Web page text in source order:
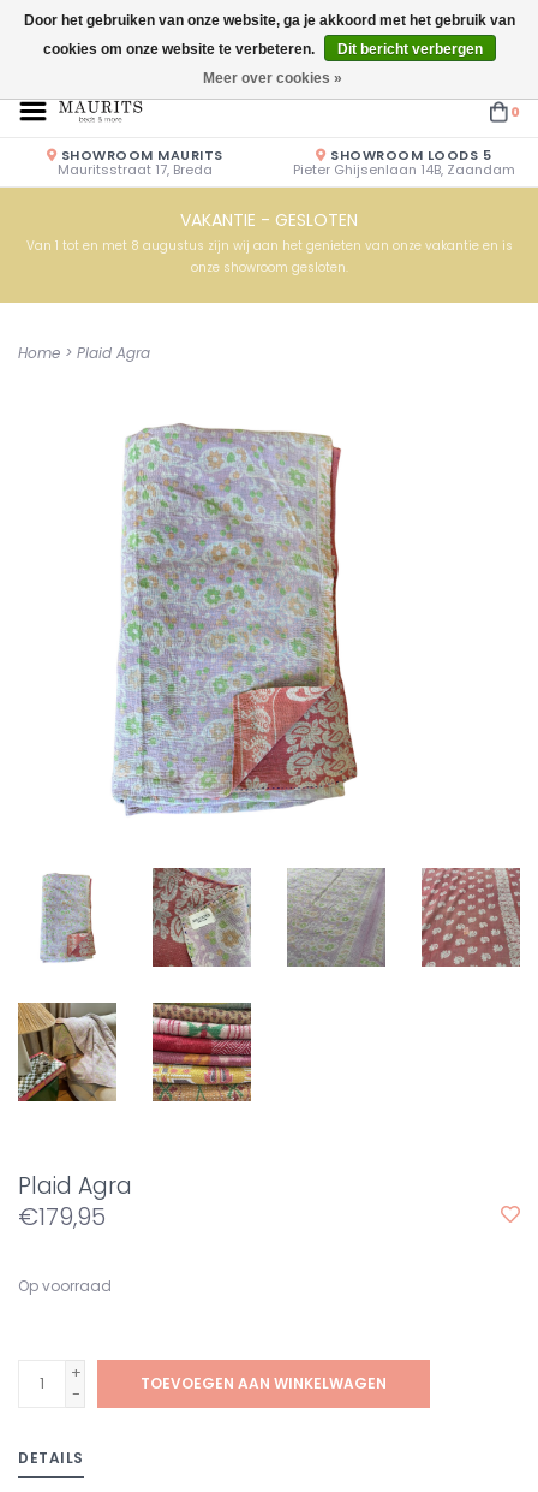
Openingstijden: Vrijdag & Zaterdag 10.00u - 17.00u of op afspraak!
0
SHOWROOM MAURITS
Mauritsstraat 17, Breda
SHOWROOM LOODS 5
Pieter Ghijsenlaan 14B, Zaandam
VAKANTIE - GESLOTEN
Van 1 tot en met 8 augustus zijn wij aan het genieten van onze vakantie en is
onze showroom gesloten.
Home > Plaid Agra
Plaid Agra
€179,95
Op voorraad
+
-
TOEVOEGEN AAN WINKELWAGEN
DETAILS
Door het gebruiken van onze website, ga je akkoord met het gebruik van
cookies om onze website te verbeteren.
Dit bericht verbergen
Meer over cookies »